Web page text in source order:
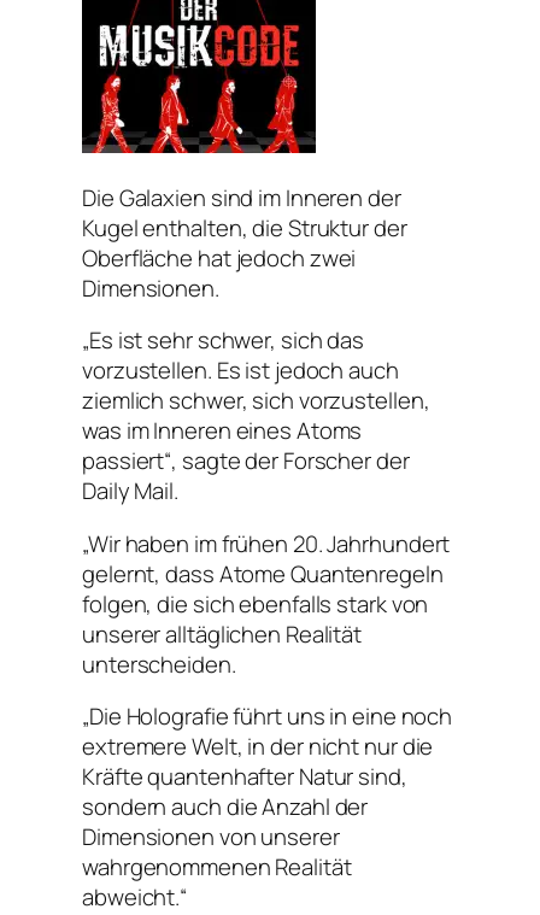
Die Galaxien sind im Inneren der
Kugel enthalten, die Struktur der
Oberfläche hat jedoch zwei
Dimensionen.
„Es ist sehr schwer, sich das
vorzustellen. Es ist jedoch auch
ziemlich schwer, sich vorzustellen,
was im Inneren eines Atoms
passiert“, sagte der Forscher der
Daily Mail.
„Wir haben im frühen 20. Jahrhundert
gelernt, dass Atome Quantenregeln
folgen, die sich ebenfalls stark von
unserer alltäglichen Realität
unterscheiden.
„Die Holografie führt uns in eine noch
extremere Welt, in der nicht nur die
Kräfte quantenhafter Natur sind,
sondern auch die Anzahl der
Dimensionen von unserer
wahrgenommenen Realität
abweicht.“